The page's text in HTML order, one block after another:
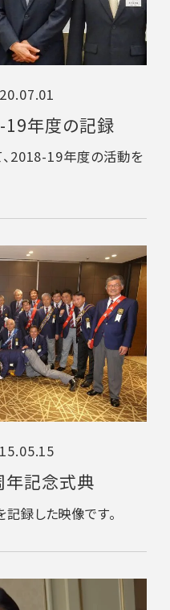
19年度の記録
2018-19年度の活動を
年記念式典
録した映像です。